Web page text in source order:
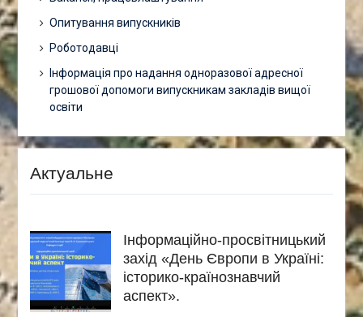
Опитування випускників
Роботодавці
Інформація про надання одноразової адресної
грошової допомоги випускникам закладів вищої
освіти
Актуальне
Інформаційно-просвітницький
захід «День Європи в Україні:
історико-країнознавчий
аспект».